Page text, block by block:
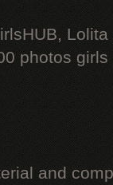
Lolita
photos
and